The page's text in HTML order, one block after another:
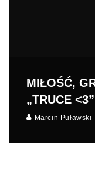
MIŁOŚĆ,
„TRUCE
Marcin Puławski